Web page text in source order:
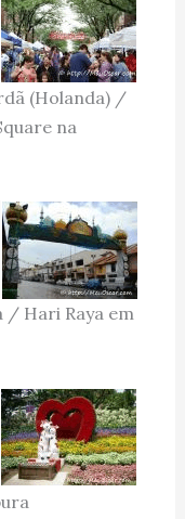
(Holanda) /
na
/ Hari Raya em